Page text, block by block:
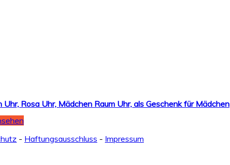
Rosa Uhr, Mädchen Raum Uhr, als Geschenk für Mädchen
- Haftungsausschluss - Impressum